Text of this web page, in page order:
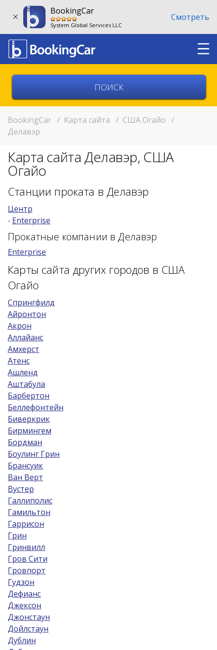
BookingCar
System Global Services LLC
Смотреть
Выберите город
Возврат в другом месте?
Возраст 25-70 лет?
Купон/промо
BookingCar / Карта сайта / США Огайо /
Делавэр
Карта сайта Делавэр, США
Огайо
Станции проката в Делавэр
Центр
- Enterprise
Прокатные компании в Делавэр
Enterprise
Карты сайта других городов в США
Огайо
Cпрингфилд
Айронтон
Акрон
Аллайанс
Амхерст
Атенс
Ашленд
Аштабула
Барбертон
Беллефонтейн
Биверкрик
Бирмингем
Бордман
Боулинг Грин
Брансуик
Ван Верт
Вустер
Галлиполис
Гамильтон
Гаррисон
Грин
Гринвилл
Гров Сити
Гровпорт
Гудзон
Дефианс
Джексон
Джонстаун
Дойлстаун
Дублин